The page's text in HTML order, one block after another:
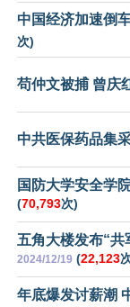
中国经济加速倒
次)
苟仲文被捕 曾庆
中共医保药品集
国防大学安全学
(70,793次)
五角大楼发布“
2024/12/19 (22,123
年底爆发讨薪潮